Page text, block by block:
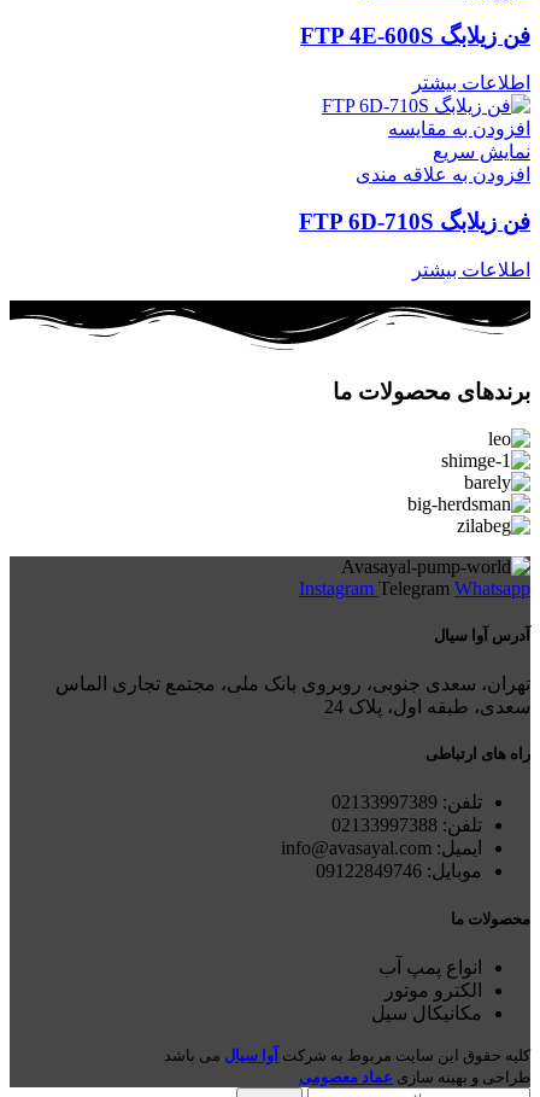
فن زیلابگ FTP 4E-600S
اطلاعات بیشتر
افزودن به مقایسه
نمایش سریع
افزودن به علاقه مندی
فن زیلابگ FTP 6D-710S
اطلاعات بیشتر
برندهای محصولات ما
Instagram Telegram Whatsapp
آدرس آوا سیال
تهران، سعدی جنوبی، روبروی بانک ملی، مجتمع تجاری الماس
سعدی، طبقه اول، پلاک 24
راه های ارتباطی
تلفن: 021 33997389
تلفن:
ایمیل: info@avasayal.com
موبایل: 09122849746
محصولات ما
انواع پمپ آب
الکترو موتور
مکانیکال سیل
کلیه حقوق این سایت مربوط به شرکت آوا سیال می باشد
طراحی و بهینه سازی عماد معصومی